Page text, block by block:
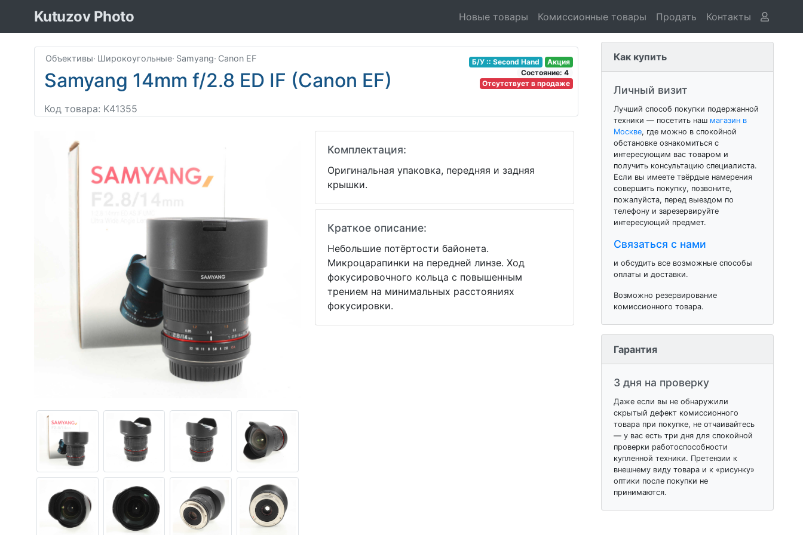
Kutuzov Photo Новые товары Комиссионные товары Продать Контакты
Объективы· Широкоугольные· Samyang· Canon EF
Samyang 14mm f/2.8 ED IF (Canon EF)
Код товара: K41355
Б/У :: Second Hand
Акция
Соcтояние: 4
Отсутствует в продаже
Комплектация:
Оригинальная упаковка, передняя и задняя
крышки.
Краткое описание:
Небольшие потёртости байонета.
Микроцарапинки на передней линзе. Ход
фокусировочного кольца с повышенным
трением на минимальных расстояниях
фокусировки.
Как купить
Личный визит
Лучший способ покупки подержанной
техники — посетить наш магазин в
Москве, где можно в спокойной
обстановке ознакомиться с
интересующим вас товаром и
получить консультацию специалиста.
Если вы имеете твёрдые намерения
совершить покупку, позвоните,
пожалуйста, перед выездом по
телефону и зарезервируйте
интересующий предмет.
Связаться с нами
и обсудить все возможные способы
оплаты и доставки.
Возможно резервирование
комиссионного товара.
Гарантия
3 дня на проверку
Даже если вы не обнаружили
скрытый дефект комиссионного
товара при покупке, не отчаивайтесь
— у вас есть три дня для спокойной
проверки работоспособности
купленной техники. Претензии к
внешнему виду товара и к «рисунку»
оптики после покупки не
принимаются.